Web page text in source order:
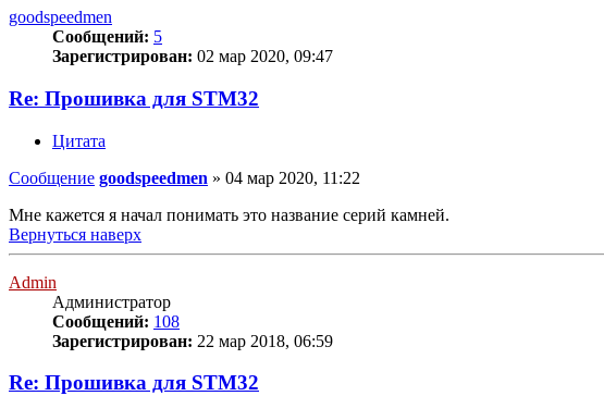
goodspeedmen
Сообщений: 5
Зарегистрирован: 02 мар 2020, 09:47
Re: Прошивка для STM32
Цитата
Сообщение goodspeedmen » 04 мар 2020, 11:22
Мне кажется я начал понимать это название серий камней.
Вернуться наверх
Admin
Администратор
Сообщений: 108
Зарегистрирован: 22 мар 2018, 06:59
Re: Прошивка для STM32